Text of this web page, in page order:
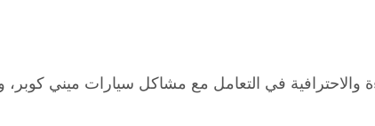
في التعامل مع مشاكل سيارات ميني كوبر،